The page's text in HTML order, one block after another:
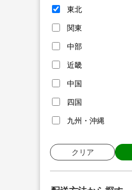
東北
関東
中部
近畿
中国
四国
九州・沖縄
クリア